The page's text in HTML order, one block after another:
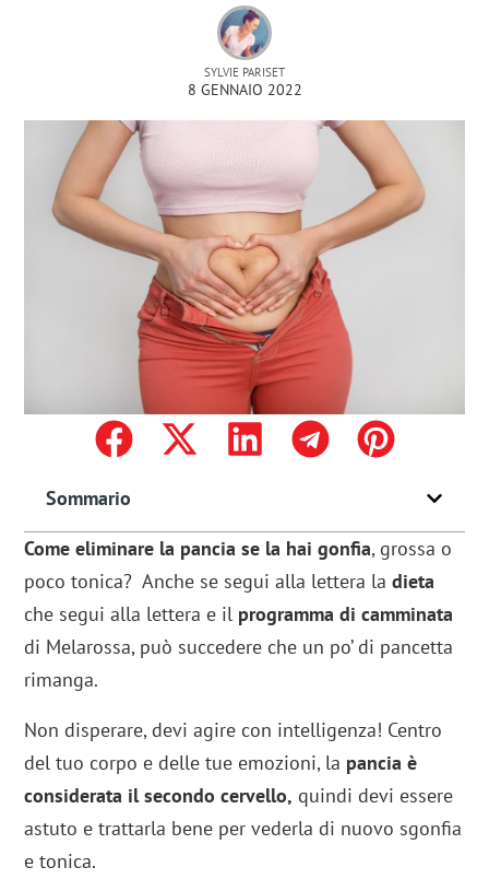
SYLVIE PARISET
8 GENNAIO 2022
Sommario
Come eliminare la pancia se la hai gonfia, grossa o
poco tonica? Anche se segui alla lettera ladieta
che segui alla lettera e il programma di camminata
di Melarossa, può succedere che un po’ di pancetta
rimanga.
Non disperare, devi agire con intelligenza! Centro
del tuo corpo e delle tue emozioni, la pancia è
considerata il secondo cervello, quindi devi essere
astuto e trattarla bene per vederla di nuovo sgonfia
e tonica.